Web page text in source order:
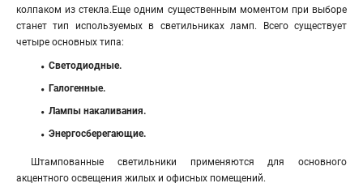
колпаком из стекла.Еще одним существенным моментом при выборе
станет тип используемых в светильниках ламп. Всего существует
четыре основных типа:
Светодиодные.
Галогенные.
Лампы накаливания.
Энергосберегающие.
Штампованные светильники применяются для основного
акцентного освещения жилых и офисных помещений.